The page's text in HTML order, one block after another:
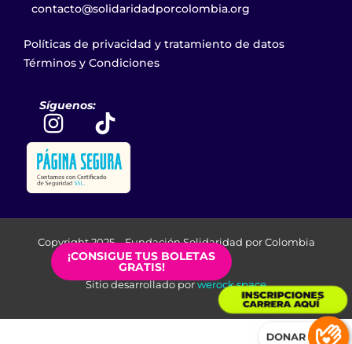
contacto@solidaridadporcolombia.org
Políticas de privacidad y tratamiento de datos
Términos y Condiciones
Síguenos:
¡CONSIGUE TUS BOLETAS
GRATIS!
Copyright 2025 –Fundación Solidaridad por Colombia
Sitio desarrollado porwerock.space